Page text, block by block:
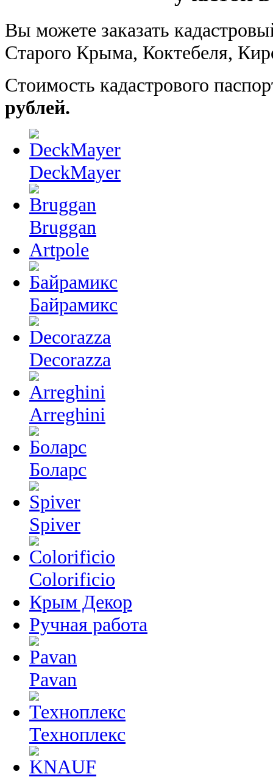
Вы можете заказать
Старого Крыма, Коктебеля,
Стоимость кадастрового
рублей.
DeckMayer
Bruggan
Artpole
Байрамикс
Decorazza
Arreghini
Боларс
Spiver
Colorificio
Крым Декор
Ручная работа
Pavan
Техноплекс